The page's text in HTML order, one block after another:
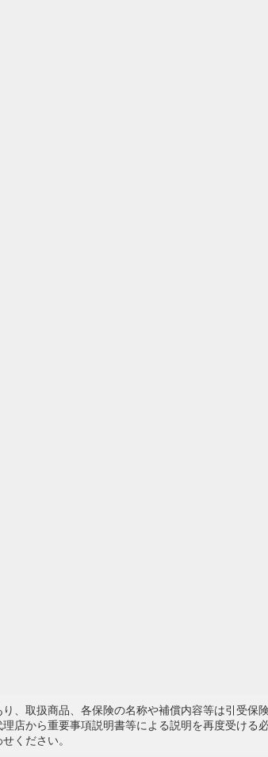
、取扱商品、各保険の名称や補償内容等は引受保
店から重要事項説明書等による説明を再度受ける
ください。